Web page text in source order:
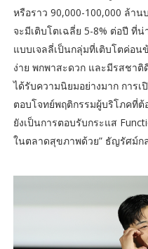
หรือราว 90,000-100,000 ล้า
จะมีเติบโตเฉลี่ย 5-8% ต่อปี ที่
แบบเจลลี่เป็นกลุ่มที่เติบโตค่อน
ง่าย พกพาสะดวก และมีรสชาติ
ได้รับความนิยมอย่างมาก การเ
ตอบโจทย์พฤติกรรมผู้บริโภคที่ต้
ยังเป็นการตอบรับกระแส
ในตลาดสุขภาพด้วย” ธัญรัศม์ก